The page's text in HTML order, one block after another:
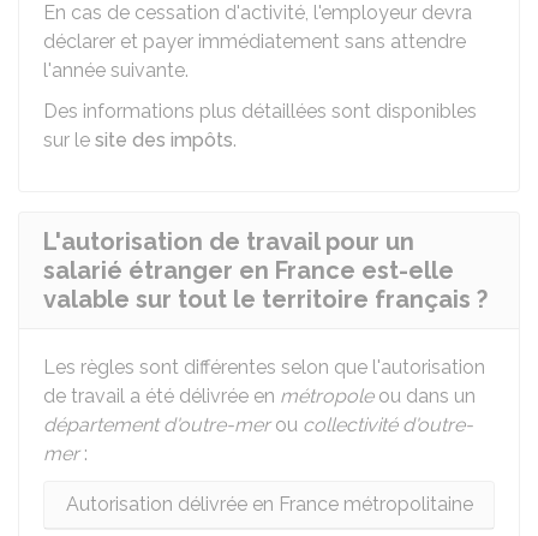
En cas de cessation d'activité, l'employeur devra
déclarer et payer immédiatement sans attendre
l'année suivante.
Des informations plus détaillées sont disponibles
sur le site des impôts.
L'autorisation de travail pour un
salarié étranger en France est-elle
valable sur tout le territoire français ?
Les règles sont différentes selon que l'autorisation
de travail a été délivrée en métropoleou dans un
département d'outre-merou collectivité d'outre-
mer:
Autorisation délivrée en France métropolitaine